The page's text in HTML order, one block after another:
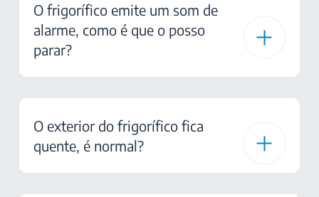
O frigorífico emite um som de
alarme, como é que o posso
parar?
O exterior do frigorífico fica
quente, é normal?